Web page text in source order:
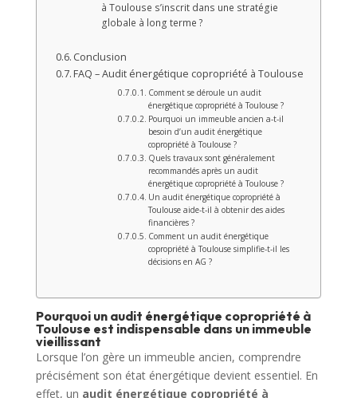
à Toulouse s’inscrit dans une stratégie
globale à long terme ?
Conclusion
FAQ – Audit énergétique copropriété à Toulouse
Comment se déroule un audit
énergétique copropriété à Toulouse ?
Pourquoi un immeuble ancien a-t-il
besoin d’un audit énergétique
copropriété à Toulouse ?
Quels travaux sont généralement
recommandés après un audit
énergétique copropriété à Toulouse ?
Un audit énergétique copropriété à
Toulouse aide-t-il à obtenir des aides
financières ?
Comment un audit énergétique
copropriété à Toulouse simplifie-t-il les
décisions en AG ?
Pourquoi un audit énergétique copropriété à
Toulouse est indispensable dans un immeuble
vieillissant
Lorsque l’on gère un immeuble ancien, comprendre
précisément son état énergétique devient essentiel. En
effet, un audit énergétique copropriété à